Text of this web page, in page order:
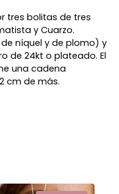
tres bolitas de tres
y Cuarzo.
níquel y de plomo) y
de 24kt o plateado. El
una cadena
cm de más.